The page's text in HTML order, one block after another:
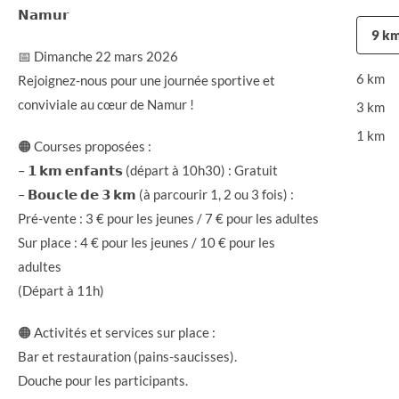
𝗡𝗮𝗺𝘂𝗿
📅 Dimanche 22 mars 2026
Rejoignez-nous pour une journée sportive et
conviviale au cœur de Namur !
🟠 Courses proposées :
– 𝟭 𝗸𝗺 𝗲𝗻𝗳𝗮𝗻𝘁𝘀 (départ à 10h30) : Gratuit
– 𝗕𝗼𝘂𝗰𝗹𝗲 𝗱𝗲 𝟯 𝗸𝗺 (à parcourir 1, 2 ou 3 fois) :
Pré-vente : 3 € pour les jeunes / 7 € pour les adultes
Sur place : 4 € pour les jeunes / 10 € pour les
adultes
(Départ à 11h)
🟠 Activités et services sur place :
Bar et restauration (pains-saucisses).
Douche pour les participants.
9
6 km
3 km
1 km